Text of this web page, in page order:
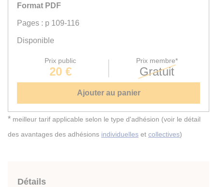
Format PDF
Pages : p 109-116
Disponible
Prix public
20 €
Prix membre*
Gratuit
Ajouter au panier
* meilleur tarif applicable selon le type d'adhésion (voir le détail
des avantages des adhésions individuelles et collectives)
Détails